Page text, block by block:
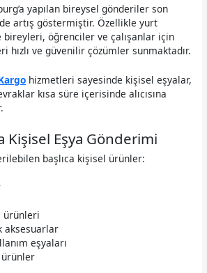
yapılan bireysel gönderiler son
artış göstermiştir. Özellikle yurt
bireyleri, öğrenciler ve çalışanlar için
hızlı ve güvenilir çözümler sunmaktadır.
hizmetleri sayesinde kişisel eşyalar,
kısa süre içerisinde alıcısına
Kişisel Eşya Gönderimi
başlıca kişisel ürünler:
ürünleri
aksesuarlar
eşyaları